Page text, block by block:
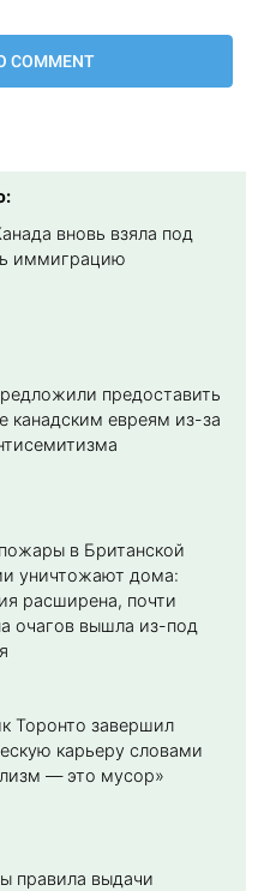
вновь взяла под
иммиграцию
предоставить
канадским евреям из-за
в Британской
уничтожают дома:
расширена, почти
очагов вышла из-под
Торонто завершил
карьеру словами
— это мусор»
правила выдачи